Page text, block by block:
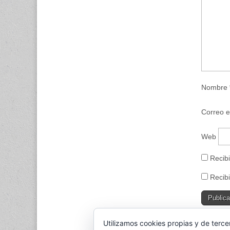
)
Nombre
Correo
Web
This
Utilizamos cookies propias y de